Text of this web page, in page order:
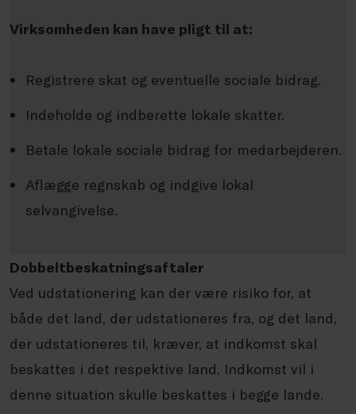
Virksomheden kan have pligt til at:
Registrere skat og eventuelle sociale bidrag.
Indeholde og indberette lokale skatter.
Betale lokale sociale bidrag for medarbejderen.
Aflægge regnskab og indgive lokal
selvangivelse.
Dobbeltbeskatningsaftaler
Ved udstationering kan der være risiko for, at
både det land, der udstationeres fra, og det land,
der udstationeres til, kræver, at indkomst skal
beskattes i det respektive land. Indkomst vil i
denne situation skulle beskattes i begge lande.